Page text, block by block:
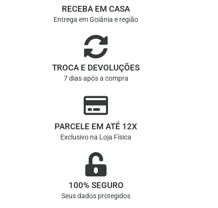
RECEBA EM CASA
Entrega em Goiânia e região
TROCA E DEVOLUÇÕES
7 dias após a compra
PARCELE EM ATÉ 12X
Exclusivo na Loja Física
100% SEGURO
Seus dados protegidos